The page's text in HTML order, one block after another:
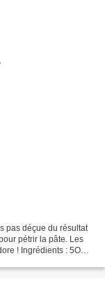
pas déçue du résultat
pétrir la pâte. Les
! Ingrédients : 5OO g